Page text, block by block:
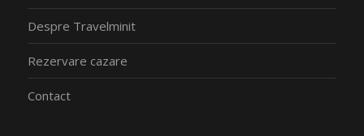
Despre Travelminit
Rezervare cazare
Contact